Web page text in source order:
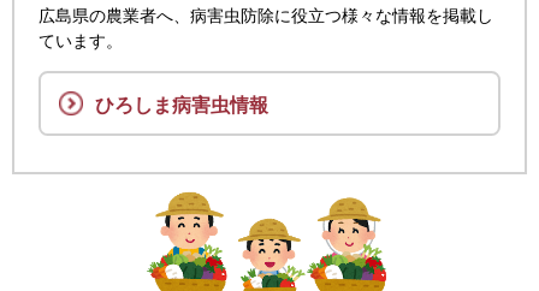
広島県の農業者へ、病害虫防除に役立つ様々な情報を掲載し
ています。
ひろしま病害虫情報